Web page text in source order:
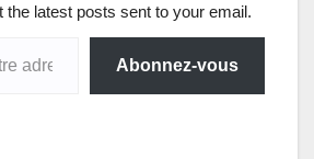
g
e
a
m
the latest posts sent to your email.
Abonnez-vous